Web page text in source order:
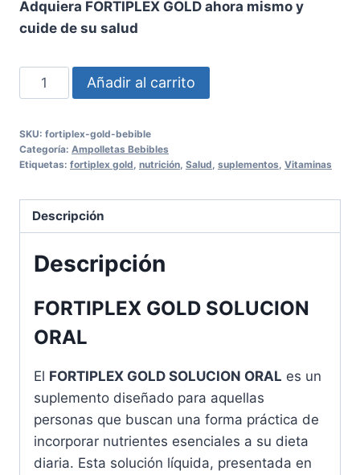
Adquiera FORTIPLEX GOLD ahora mismo y
cuide de su salud
FORTIPLEX
GOLD
ORAL
-
Sobres
Nutrición
cantidad
Añadir al carrito
SKU: fortiplex-gold-bebible
Categoría: Ampolletas Bebibles
Etiquetas: fortiplex gold, nutrición, Salud, suplementos, Vitaminas
Descripción
Descripción
FORTIPLEX GOLD SOLUCION
ORAL
El FORTIPLEX GOLD SOLUCION ORAL es un
suplemento diseñado para aquellas
personas que buscan una forma práctica de
incorporar nutrientes esenciales a su dieta
diaria. Esta solución líquida, presentada en